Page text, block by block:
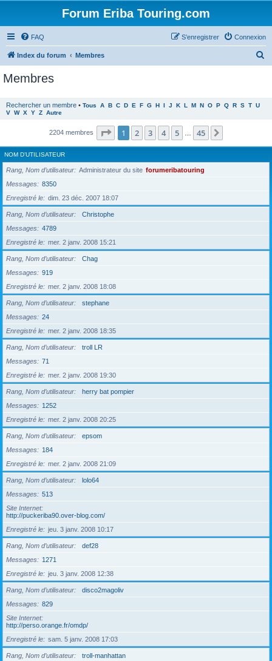
Forum Eriba Touring.com
FAQ Connexion
S’enregistrer
Index du forum Membres
Membres
Rechercher un membre • Tous A B C D E F G H I J K L M N O P Q R S T U
V W X Y Z Autre
2204 membres Page 1sur45
1 2 3 4 5 45
NOM D’UTILISATEUR
Rang, Nom d’utilisateur Administrateur du site forumeribatouring
Messages
8350
Enregistré le
dim. 23 déc. 2007 18:07
Rang, Nom d’utilisateur
Christophe
Messages
4789
Enregistré le
mer. 2 janv. 2008 15:21
Rang, Nom d’utilisateur
Chag
Messages
919
Enregistré le
mer. 2 janv. 2008 18:08
Rang, Nom d’utilisateur
stephane
Messages
24
Enregistré le
mer. 2 janv. 2008 18:35
Rang, Nom d’utilisateur
troll LR
Messages
71
Enregistré le
mer. 2 janv. 2008 19:30
Rang, Nom d’utilisateur
herry bat pompier
Messages
1252
Enregistré le
mer. 2 janv. 2008 20:25
Rang, Nom d’utilisateur
epsom
Messages
184
Enregistré le
mer. 2 janv. 2008 21:09
Rang, Nom d’utilisateur
lolo64
Messages
513
Site Internet
http://puckeriba90.over-blog.com/
Enregistré le
jeu. 3 janv. 2008 10:17
Rang, Nom d’utilisateur
def28
Messages
1271
Enregistré le
jeu. 3 janv. 2008 12:38
Rang, Nom d’utilisateur
disco2magoliv
Messages
829
Site Internet
http://perso.orange.fr/omdp/
Enregistré le
sam. 5 janv. 2008 17:03
Rang, Nom d’utilisateur
troll-manhattan